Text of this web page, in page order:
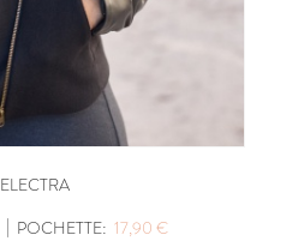
ELECTRA
| POCHETTE: 17,90 €